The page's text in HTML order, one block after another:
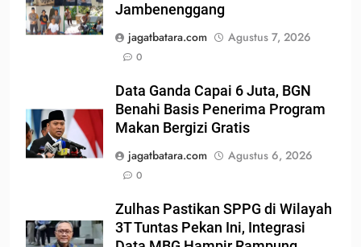
Jambenenggang
jagatbatara.com
Agustus 7, 2026
0
Data Ganda Capai 6 Juta, BGN
Benahi Basis Penerima Program
Makan Bergizi Gratis
jagatbatara.com
Agustus 6, 2026
0
Zulhas Pastikan SPPG di Wilayah
3T Tuntas Pekan Ini, Integrasi